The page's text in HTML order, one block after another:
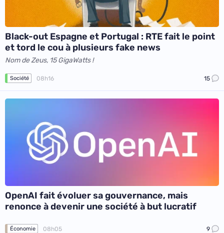
Black-out Espagne et Portugal : RTE fait le point
et tord le cou à plusieurs fake news
Nom de Zeus, 15 GigaWatts !
Société 08h16 15
OpenAI fait évoluer sa gouvernance, mais
renonce à devenir une société à but lucratif
Économie 08h05 9